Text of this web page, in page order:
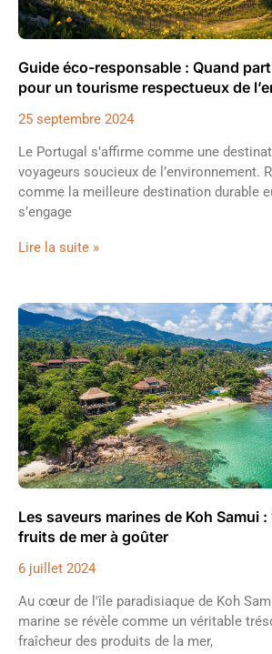
Guide éco-responsable : Quand
pour un tourisme respectueux de
25 septembre 2024
Le Portugal s’affirme comme une
voyageurs soucieux de l’environnement.
comme la meilleure destination durable
s’engage
Lire la suite »
Les saveurs marines de Koh Samui
fruits de mer à goûter
6 juillet 2024
Au cœur de l'île paradisiaque de Koh
marine se révèle comme un véritable
fraîcheur des produits de la mer,